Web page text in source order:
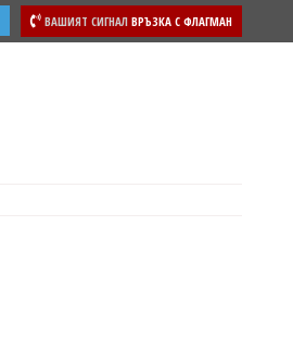
ВАШИЯТ СИГНАЛ ВРЪЗКА С ФЛАГМАН